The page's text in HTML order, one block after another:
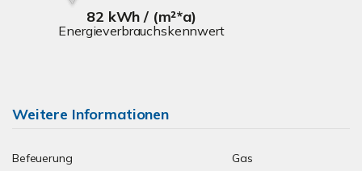
82 kWh / (m²*a)
Energieverbrauchskennwert
Weitere Informationen
Befeuerung Gas